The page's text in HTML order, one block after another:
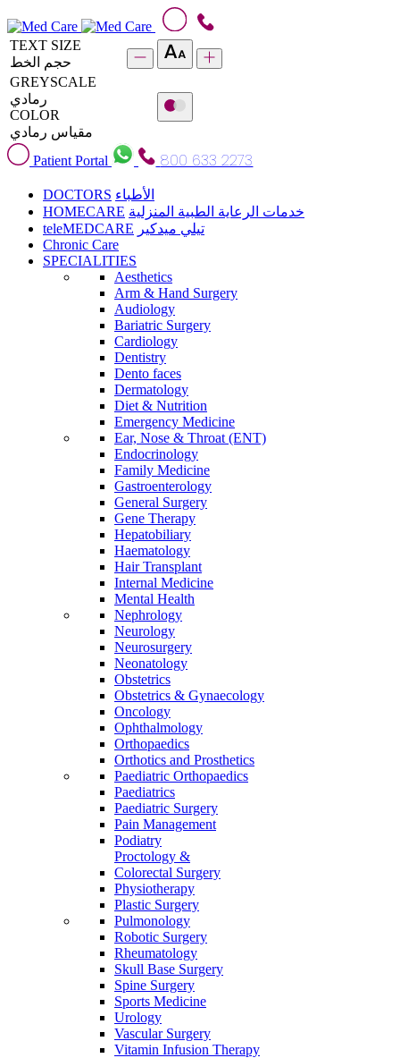
TEXT SIZE
حجم الخط
GREYSCALE
رمادي
COLOR
مقياس رمادي
Patient Portal
800 633 2273
DOCTORS الأطباء
HOMECARE خدمات الرعاية الطبية المنزلية
teleMEDCARE تيلي ميدكير
Chronic Care
SPECIALITIES
Aesthetics
Arm & Hand Surgery
Audiology
Bariatric Surgery
Cardiology
Dentistry
Dento faces
Dermatology
Diet & Nutrition
Emergency Medicine
Ear, Nose & Throat (ENT)
Endocrinology
Family Medicine
Gastroenterology
General Surgery
Gene Therapy
Hepatobiliary
Haematology
Hair Transplant
Internal Medicine
Mental Health
Nephrology
Neurology
Neurosurgery
Neonatology
Obstetrics
Obstetrics & Gynaecology
Oncology
Ophthalmology
Orthopaedics
Orthotics and Prosthetics
Paediatric Orthopaedics
Paediatrics
Paediatric Surgery
Pain Management
Podiatry
Proctology &
Colorectal Surgery
Physiotherapy
Plastic Surgery
Pulmonology
Robotic Surgery
Rheumatology
Skull Base Surgery
Spine Surgery
Sports Medicine
Urology
Vascular Surgery
Vitamin Infusion Therapy